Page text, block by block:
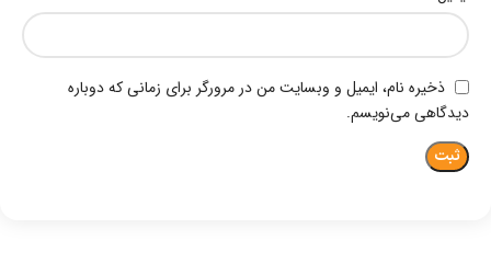
ذخیره نام، ایمیل و وبسایت من در مرورگر برای زمانی که دوباره
دیدگاهی می‌نویسم.